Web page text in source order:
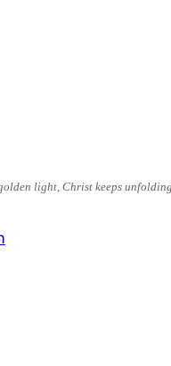
light, Christ keeps